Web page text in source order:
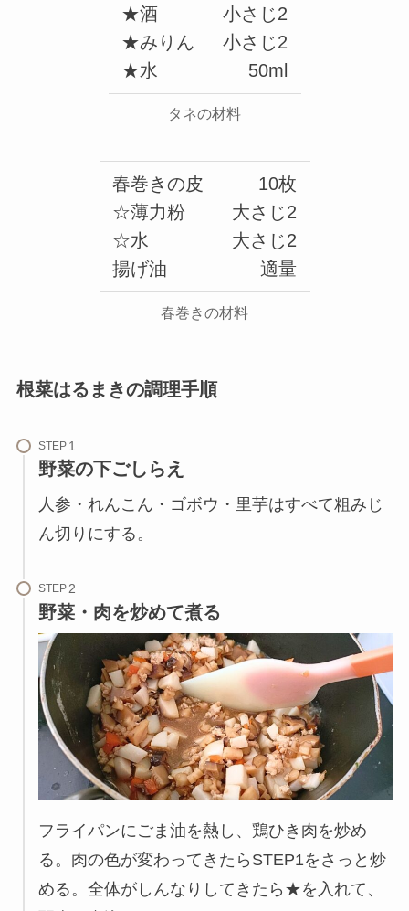
★酒
★みりん
★水
小さじ2
小さじ2
50ml
タネの材料
春巻きの皮
☆薄力粉
☆水
揚げ油
10枚
大さじ2
大さじ2
適量
春巻きの材料
根菜はるまきの調理手順
STEP
野菜の下ごしらえ
人参・れんこん・ゴボウ・里芋はすべて粗みじ
ん切りにする。
STEP
野菜・肉を炒めて煮る
フライパンにごま油を熱し、鶏ひき肉を炒め
る。肉の色が変わってきたらSTEP1をさっと炒
める。全体がしんなりしてきたら★を入れて、